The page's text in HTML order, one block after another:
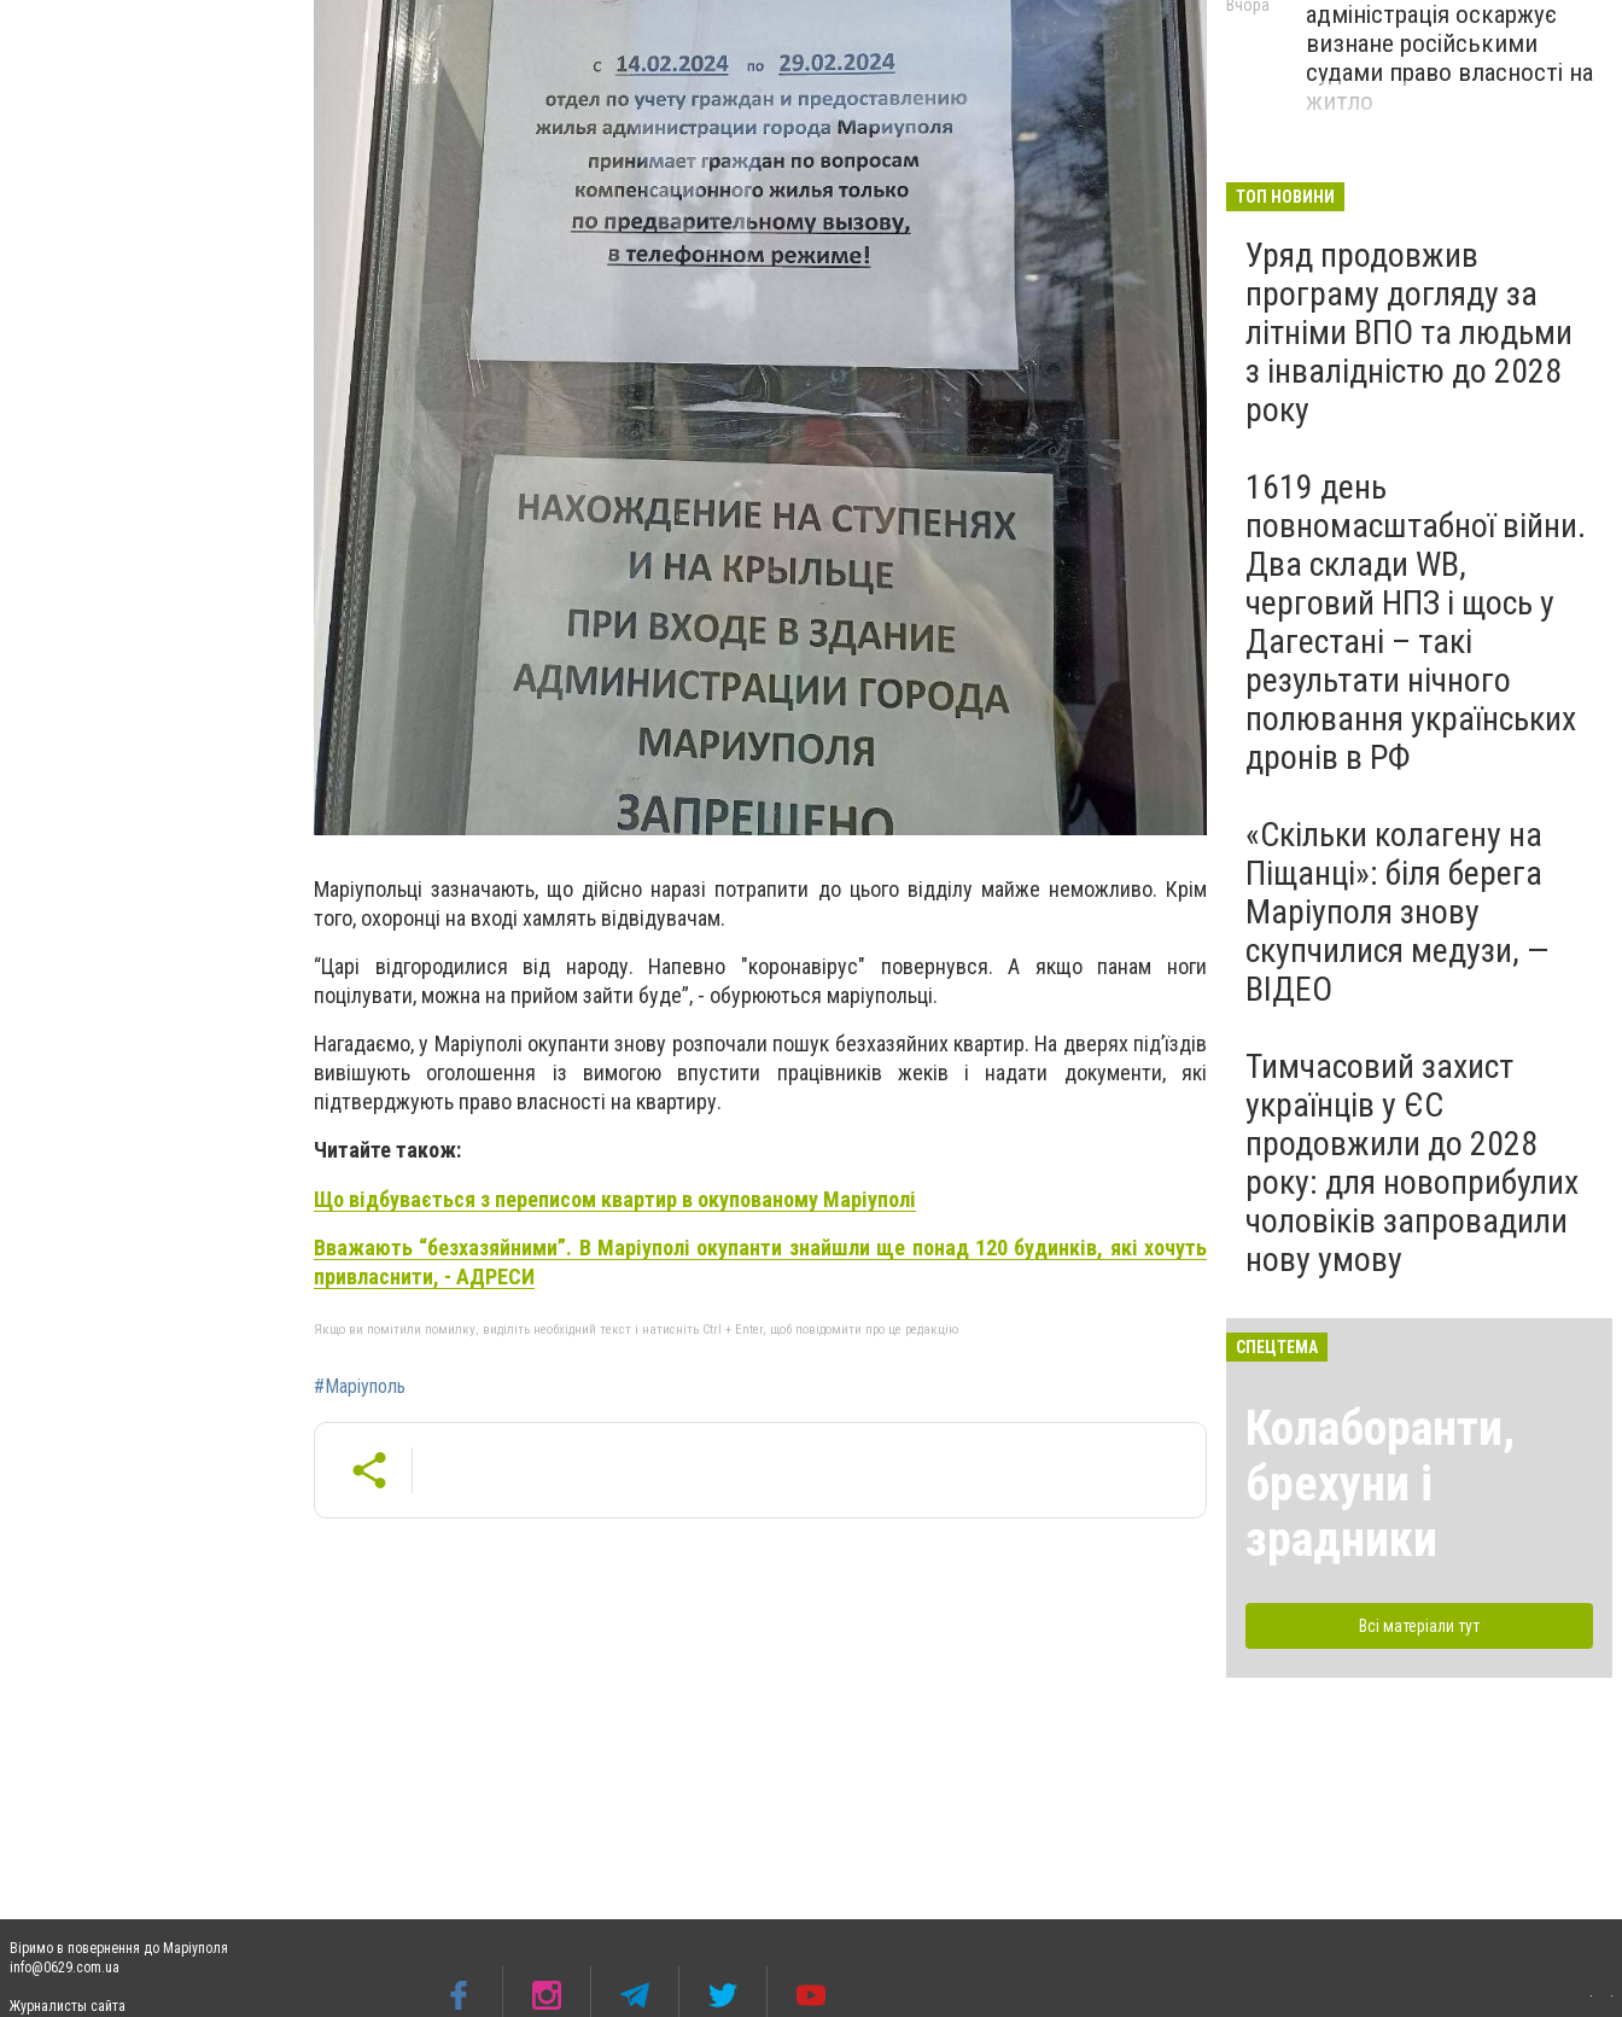
Маріупольці зазначають, що дійсно наразі потрапити до цього відділу майже неможливо. Крім
того, охоронці на вході хамлять відвідувачам.
“Царі відгородилися від народу. Напевно "коронавірус" повернувся. А якщо панам ноги
поцілувати, можна на прийом зайти буде”, - обурюються маріупольці.
Нагадаємо,у Маріуполі окупанти знову розпочали пошук безхазяйних квартир. На дверях під’їздів
вивішують оголошення із вимогою впустити працівників жеків і надати документи, які
підтверджують право власності на квартиру.
Читайте також:
Що відбувається з переписом квартир в окупованому Маріуполі
Вважають “безхазяйними”. В Маріуполі окупанти знайшли ще понад 120 будинків, які хочуть
привласнити, - АДРЕСИ
Якщо ви помітили помилку, виділіть необхідний текст і натисніть Ctrl + Enter, щоб повідомити про це редакцію
#Маріуполь
адміністрація оскаржує
визнане російськими
судами право власності на
житло
Вчора
повідомляють про гучний
БПЛА
Вчора
ТОП НОВИНИ
Уряд продовжив
програму догляду за
літніми ВПО та людьми
з інвалідністю до 2028
року
1619 день
повномасштабної війни.
Два склади WB,
черговий НПЗ і щось у
Дагестані – такі
результати нічного
полювання українських
дронів в РФ
«Скільки колагену на
Піщанці»: біля берега
Маріуполя знову
скупчилися медузи, —
ВІДЕО
Тимчасовий захист
українців у ЄС
продовжили до 2028
року: для новоприбулих
чоловіків запровадили
нову умову
СПЕЦТЕМА
Колаборанти,
брехуни і
зрадники
Всі матеріали тут
Віримо в повернення до Маріуполя
info@0629.com.ua
Журналисты сайта